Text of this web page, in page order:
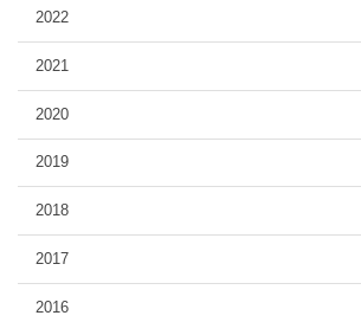
2022
2021
2020
2019
2018
2017
2016